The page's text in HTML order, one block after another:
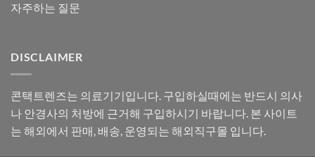
자주하는 질문
DISCLAIMER
콘택트렌즈는 의료기기입니다. 구입하실때에는 반드시 의사
나 안경사의 처방에 근거해 구입하시기 바랍니다. 본 사이트
는 해외에서 판매, 배송, 운영되는 해외직구몰 입니다.